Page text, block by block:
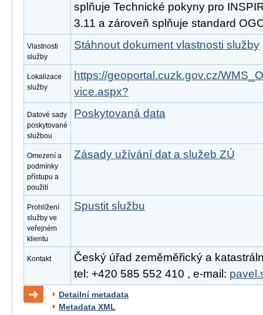
splňuje Technické pokyny pro
3.11 a zároveň splňuje standard
Vlastnosti
služby
Stáhnout dokument vlastnosti služby
Lokalizace
služby
https://geoportal.cuzk.gov.cz/
vice.aspx?
Datové sady
poskytované
službou
Poskytovaná data
Omezení a
podmínky
přístupu a
použití
Zásady užívání dat a služeb ZÚ
Prohlížení
služby ve
veřejném
klientu
Spustit službu
Kontakt
Český úřad zeměměřický a
tel: +420 585 552 410 , e-mail:
Detailní metadata
Metadata XML